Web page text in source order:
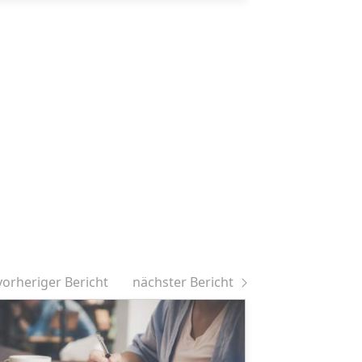
Bericht nächster Bericht